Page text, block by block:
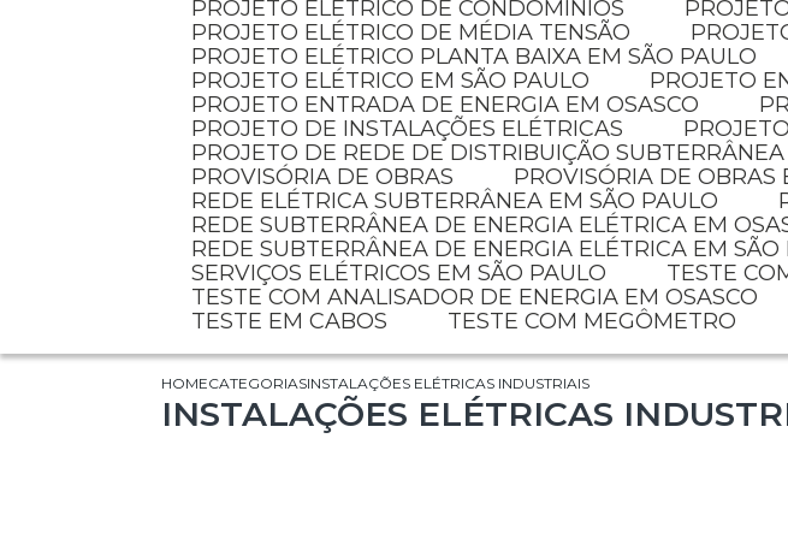
PROJETO ELÉTRICO DE CONDOMÍNIOS
PROJETO ELÉTRICO DE MÉDIA TENSÃO
PROJETO ELÉTRICO PLANTA BAIXA EM SÃO PAULO
PROJETO ELÉTRICO EM SÃO PAULO
PROJETO
PROJETO ENTRADA DE ENERGIA EM OSASCO
PROJETO DE INSTALAÇÕES ELÉTRICAS
PROJETO DE REDE DE DISTRIBUIÇÃO SUBTERRÂNEA
PROVISÓRIA DE OBRAS
PROVISÓRIA DE OBRAS
REDE ELÉTRICA SUBTERRÂNEA EM SÃO PAULO
REDE SUBTERRÂNEA DE ENERGIA ELÉTRICA EM
REDE SUBTERRÂNEA DE ENERGIA ELÉTRICA EM SÃO
SERVIÇOS ELÉTRICOS EM SÃO PAULO
TESTE
TESTE COM ANALISADOR DE ENERGIA EM OSASCO
TESTE EM CABOS
TESTE COM MEGÔMETRO
HOMECATEGORIASINSTALAÇÕES ELÉTRICAS INDUSTRIAIS
INSTALAÇÕES ELÉTRICAS